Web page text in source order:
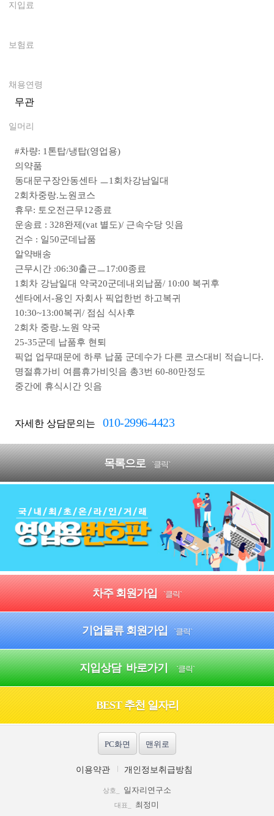
지입료
보험료
채용연령
무관
일머리
#차량: 1톤탑/냉탑(영업용)
의약품
동대문구장안동센타 ㅡ1회차강남일대
2회차중랑.노원코스
휴무: 토오전근무12종료
운송료 : 328완제(vat 별도)/ 근속수당 잇음
건수 : 일50군데납품
알약배송
근무시간 :06:30출근ㅡ17:00종료
1회차 강남일대 약국20군데내외납품/ 10:00 복귀후
센타에서-용인 자회사 픽업한번 하고복귀
10:30~13:00복귀/ 점심 식사후
2회차 중랑.노원 약국
25-35군데 납품후 현퇴
픽업 업무때문에 하루 납품 군데수가 다른 코스대비 적습니다.
명절휴가비 여름휴가비잇음 총3번 60-80만정도
중간에 휴식시간 잇음
자세한 상담문의는 010-2996-4423
목록으로 `클릭`
차주 회원가입 `클릭`
기업물류 회원가입 `클릭`
지입상담 바로가기 `클릭`
BEST 추천 일자리
PC화면 맨위로
이용약관 개인정보취급방침
상호_ 일자리연구소
대표_ 최정미